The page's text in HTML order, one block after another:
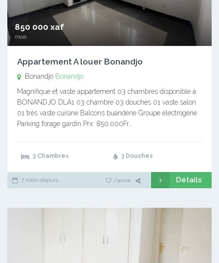
850 000 xaf
mois
Appartement A louer Bonandjo
Bonandjo Bonandjo
Magnifique et vaste appartement 03 chambres disponible à
BONANDJO DLA1 03 chambre 03 douches 01 vaste salon
01 très vaste cuisine Balcons buanderie Groupe électrogène
Parking forage gardin Prx: 850.000Fr…
3 Chambres 3 Douches
7 mois depuis J'aime Détails